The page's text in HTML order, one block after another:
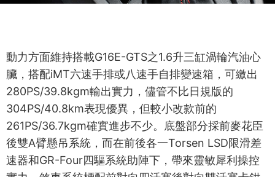
動力方面維持搭載G16E-GTS之1.6升三缸渦輪汽油心
臟，搭配iMT六速手排或八速手自排變速箱，可繳出
280PS/39.8kgm輸出實力，儘管不比日規版的
304PS/40.8km表現優異，但較小改款前的
261PS/36.7kgm確實進步不少。底盤部分採前麥花臣
後雙A臂懸吊系統，而在前後各一Torsen LSD限滑差
速器和GR-Four四驅系統助陣下，帶來靈敏犀利操控